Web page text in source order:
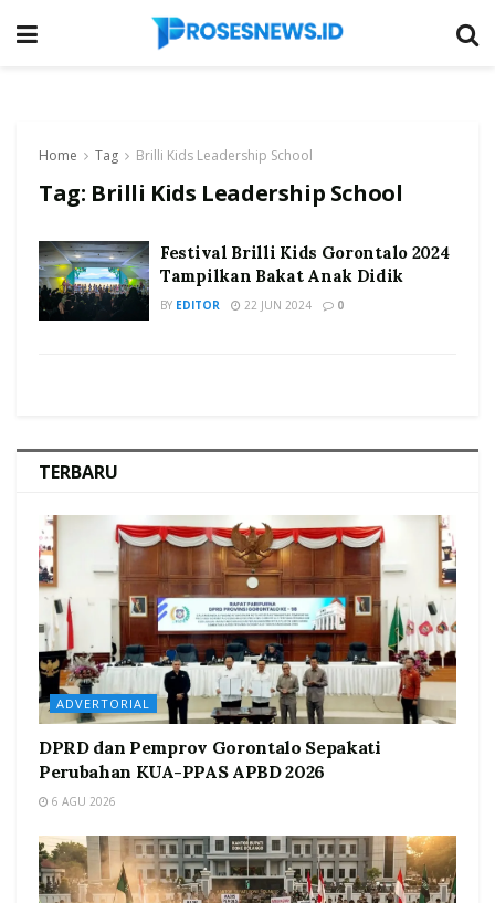
Home Tag Brilli Kids Leadership School
Tag: Brilli Kids Leadership School
Festival Brilli Kids Gorontalo 2024
Tampilkan Bakat Anak Didik
BY EDITOR 22 JUN 2024 0
TERBARU
ADVERTORIAL
DPRD dan Pemprov Gorontalo Sepakati
Perubahan KUA-PPAS APBD 2026
6 AGU 2026